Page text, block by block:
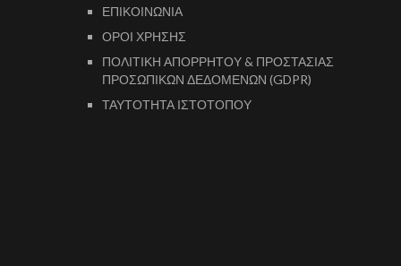
ΕΠΙΚΟΙΝΩΝΙΑ
ΟΡΟΙ ΧΡΗΣΗΣ
ΠΟΛΙΤΙΚΗ ΑΠΟΡΡΗΤΟΥ & ΠΡΟΣΤΑΣΙΑΣ
ΠΡΟΣΩΠΙΚΩΝ ΔΕΔΟΜΕΝΩΝ (GDPR)
ΤΑΥΤΟΤΗΤΑ ΙΣΤΟΤΟΠΟΥ